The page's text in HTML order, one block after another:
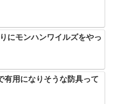
にモンハンワイルズをやっ
有用になりそうな防具って